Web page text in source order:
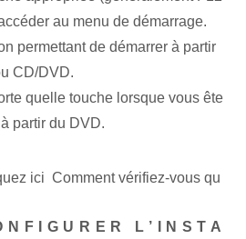
au menu de démarrage.
permettant de démarrer à partir
CD/DVD.
quelle touche lorsque vous ête
partir du DVD.
ici Comment vérifiez-vous qu
L’INSTA